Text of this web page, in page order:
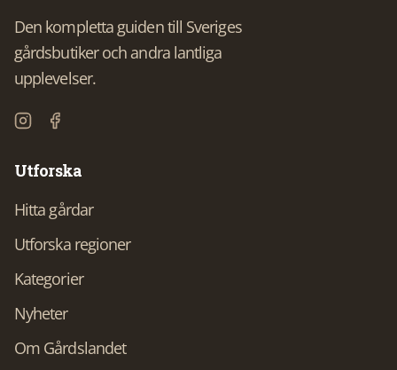
Den kompletta guiden till Sveriges
gårdsbutiker och andra lantliga
upplevelser.
Utforska
Hitta gårdar
Utforska regioner
Kategorier
Nyheter
Om Gårdslandet